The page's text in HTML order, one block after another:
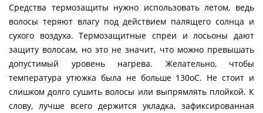
Средства термозащиты нужно использовать летом, ведь
волосы теряют влагу под действием палящего солнца и
сухого воздуха. Термозащитные спреи и лосьоны дают
защиту волосам, но это не значит, что можно превышать
допустимый уровень нагрева. Желательно, чтобы
температура утюжка была не больше 130оС. Не стоит и
слишком долго сушить волосы или выпрямлять плойкой. К
слову, лучше всего держится укладка, зафиксированная